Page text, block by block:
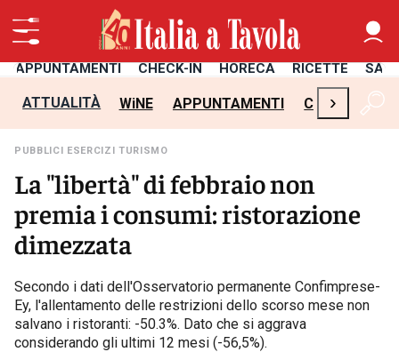
APPUNTAMENTI CHECK-IN HORECA RICETTE
ATTUALITÀ WiNE APPUNTAMENTI CHECK-IN
›
PUBBLICI ESERCIZI TURISMO
La "libertà" di febbraio non
premia i consumi: ristorazione
dimezzata
Secondo i dati dell'Osservatorio permanente Confimprese-
Ey, l'allentamento delle restrizioni dello scorso mese non
salvano i ristoranti: -50.3%. Dato che si aggrava
considerando gli ultimi 12 mesi (-56,5%).